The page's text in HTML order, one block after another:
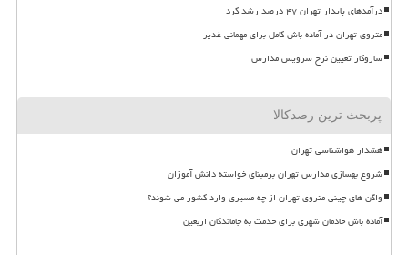
درآمدهای پایدار تهران ۴۷ درصد رشد کرد
متروی تهران در آماده باش کامل برای مهمانی غدیر
سازوکار تعیین نرخ سرویس مدارس
پربحث ترین رصدکالا
هشدار هواشناسی تهران
شروع بهسازی مدارس تهران برمبنای خواسته دانش آموزان
واگن های چینی متروی تهران از چه مسیری وارد کشور می شوند؟
آماده باش خادمان شهری برای خدمت به جاماندگان اربعین